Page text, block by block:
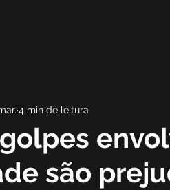
são
4 min de leitura